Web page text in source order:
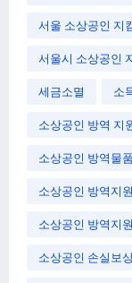
서울 소상공인 지
서울시 소상공인
세금소멸 소
소상공인 방역 지
소상공인 방역물
소상공인 방역지
소상공인 방역지
소상공인 손실보